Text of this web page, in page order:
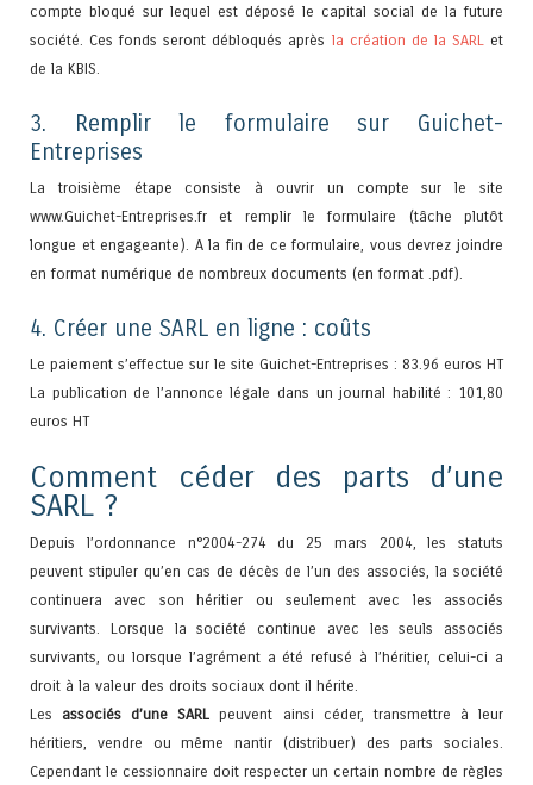
compte bloqué sur lequel est déposé le capital social de la future
société. Ces fonds seront débloqués après la création de la SARLet
de la KBIS.
3. Remplir le formulaire sur Guichet-
Entreprises
La troisième étape consiste à ouvrir un compte sur le site
www.Guichet-Entreprises.fr et remplir le formulaire (tâche plutôt
longue et engageante). A la fin de ce formulaire, vous devrez joindre
en format numérique de nombreux documents (en format .pdf).
4. Créer une SARL en ligne : coûts
Le paiement s’effectue sur le site Guichet-Entreprises : 83.96 euros HT
La publication de l’annonce légale dans un journal habilité : 101,80
euros HT
Comment céder des parts d’une
SARL ?
Depuis l’ordonnance n°2004-274 du 25 mars 2004, les statuts
peuvent stipuler qu’en cas de décès de l’un des associés, la société
continuera avec son héritier ou seulement avec les associés
survivants. Lorsque la société continue avec les seuls associés
survivants, ou lorsque l’agrément a été refusé à l’héritier, celui-ci a
droit à la valeur des droits sociaux dont il hérite.
Les associés d’une SARL peuvent ainsi céder, transmettre à leur
héritiers, vendre ou même nantir (distribuer) des parts sociales.
Cependant le cessionnaire doit respecter un certain nombre de règles